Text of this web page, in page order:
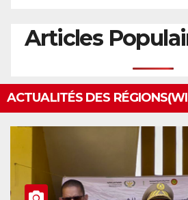
Articles
ACTUALITÉS DES